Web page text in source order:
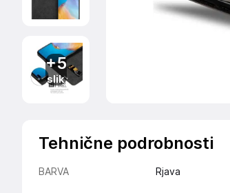
+5
slik
Tehnične podrobnosti
BARVA Rjava